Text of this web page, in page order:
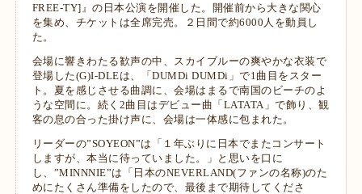
FREE-TY]』の日本公演を開催した。開催前から大きな関心
を集め、チケットは全席完売。２日間で約6000人を動員し
た。
会場に響きわたる歓声の中、スカイブルーの爽やかな衣装で
登場した(G)I-DLEは、「DUMDi DUMDi」で1曲目をスター
ト。夏を感じさせる曲調に、会場はまるで南国のビーチのよ
うな空間に。続く2曲目はデビュー曲「LATATA」で飾り、観
客の息の合った掛け声に、会場は一体感に包まれた。
リーダーの”SOYEON”は「１年ぶりに日本でまたコンサート
しますが、本当に待っていました。」と思いを口に
し、”MINNNIE”は「日本のNEVERLAND(ファンの名称)のた
めにたくさん準備をしたので、最後まで期待してくださ